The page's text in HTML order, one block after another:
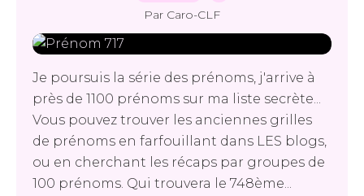
Par Caro-CLF
Je poursuis la série des prénoms, j'arrive à
près de 1100 prénoms sur ma liste secrète...
Vous pouvez trouver les anciennes grilles
de prénoms en farfouillant dans LES blogs,
ou en cherchant les récaps par groupes de
100 prénoms. Qui trouvera le 748ème...